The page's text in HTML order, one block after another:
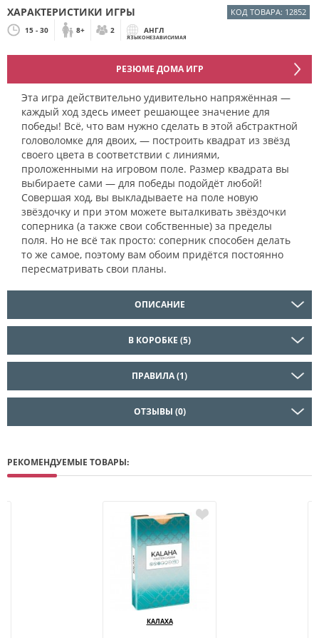
ХАРАКТЕРИСТИКИ ИГРЫ КОД ТОВАРА: 12852
15 - 30 8+ 2 АНГЛ
ЯЗЫКОНЕЗАВИСИМАЯ
РЕЗЮМЕ ДОМА ИГР
Эта игра действительно удивительно напряжённая —
каждый ход здесь имеет решающее значение для
победы! Всё, что вам нужно сделать в этой абстрактной
головоломке для двоих, — построить квадрат из звёзд
своего цвета в соответствии с линиями,
проложенными на игровом поле. Размер квадрата вы
выбираете сами — для победы подойдёт любой!
Совершая ход, вы выкладываете на поле новую
звёздочку и при этом можете выталкивать звёздочки
соперника (а также свои собственные) за пределы
поля. Но не всё так просто: соперник способен делать
то же самое, поэтому вам обоим придётся постоянно
пересматривать свои планы.
ОПИСАНИЕ
В КОРОБКЕ (5)
ПРАВИЛА (1)
ОТЗЫВЫ (0)
РЕКОМЕНДУЕМЫЕ ТОВАРЫ:
КАЛАХА